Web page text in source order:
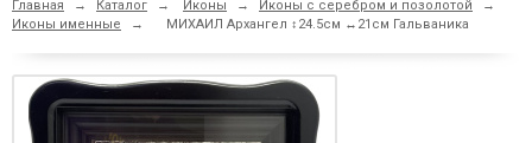
Главная → Каталог → Иконы → Иконы с серебром и позолотой
→
Иконы именные
→ МИХАИЛ Архангел ↕24.5см ↔21см Гальваника